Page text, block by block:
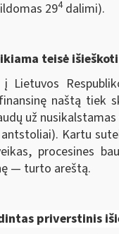
294dalimi).
teisė
į Lietuvos
naštą tiek
už
Kartu
procesines
— turto areštą.
priverstinis